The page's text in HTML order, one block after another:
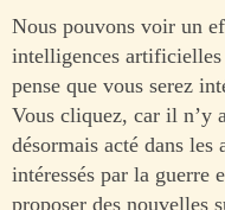
Nous pouvons voir un
intelligences
pense que vous serez
Vous cliquez, car il n’y
désormais acté dans les
intéressés par la guerre
proposer des nouvelles